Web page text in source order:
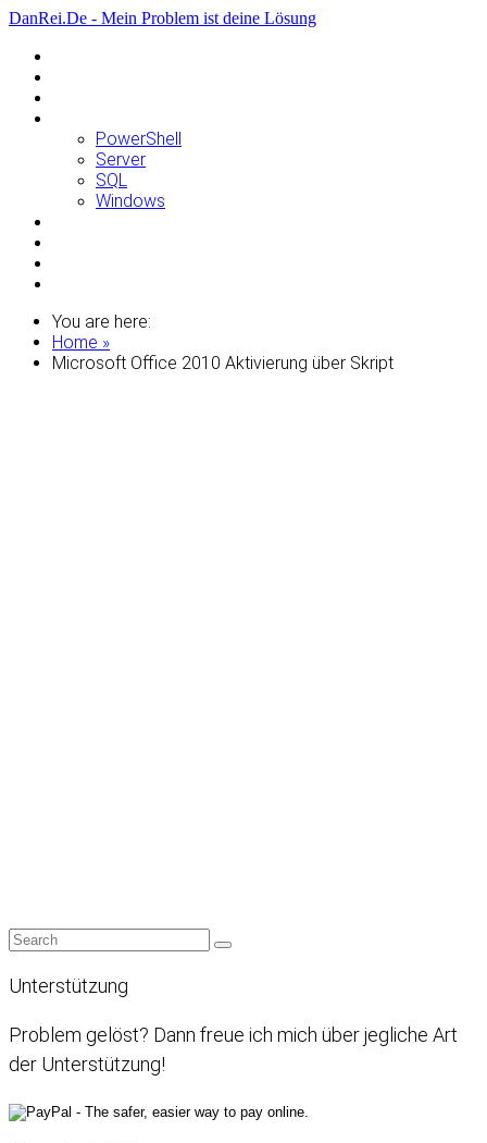
DanRei.De - Mein Problem ist deine Lösung
PowerShell
Server
SQL
Windows
You are here:
Home »
Microsoft Office 2010 Aktivierung über Skript
Unterstützung
Problem gelöst? Dann freue ich mich über jegliche Art
der Unterstützung!